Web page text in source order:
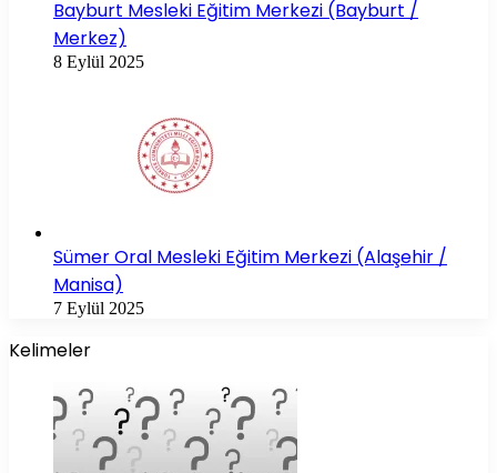
Bayburt Mesleki Eğitim Merkezi (Bayburt /
Merkez)
8 Eylül 2025
Sümer Oral Mesleki Eğitim Merkezi (Alaşehir /
Manisa)
7 Eylül 2025
Kelimeler